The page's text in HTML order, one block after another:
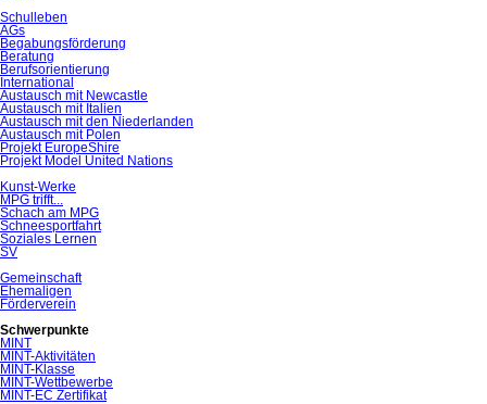
Schulleben
AGs
Begabungsförderung
Beratung
Berufsorientierung
International
Austausch mit Newcastle
Austausch mit Italien
Austausch mit den Niederlanden
Austausch mit Polen
Projekt EuropeShire
Projekt Model United Nations
Kunst-Werke
MPG trifft...
Schach am MPG
Schneesportfahrt
Soziales Lernen
SV
Gemeinschaft
Ehemaligen
Förderverein
Schwerpunkte
MINT
MINT-Aktivitäten
MINT-Klasse
MINT-Wettbewerbe
MINT-EC Zertifikat